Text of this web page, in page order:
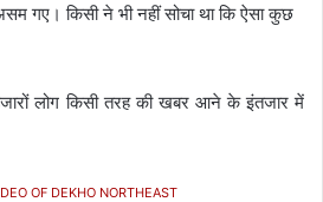
गए। किसी ने भी नहीं सोचा था कि ऐसा कुछ
लोग किसी तरह की खबर आने के इंतजार में
OF DEKHO NORTHEAST